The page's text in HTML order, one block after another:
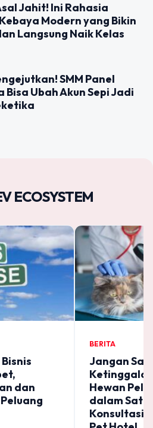
Jahit! Ini Rahasia
Modern yang Bikin
Langsung Naik Kelas
SMM Panel
Bisa Ubah Akun Sepi Jadi
ECOSYSTEM
dan
BERITA
Jangan
Hewan
dalam Satu
Konsultasi